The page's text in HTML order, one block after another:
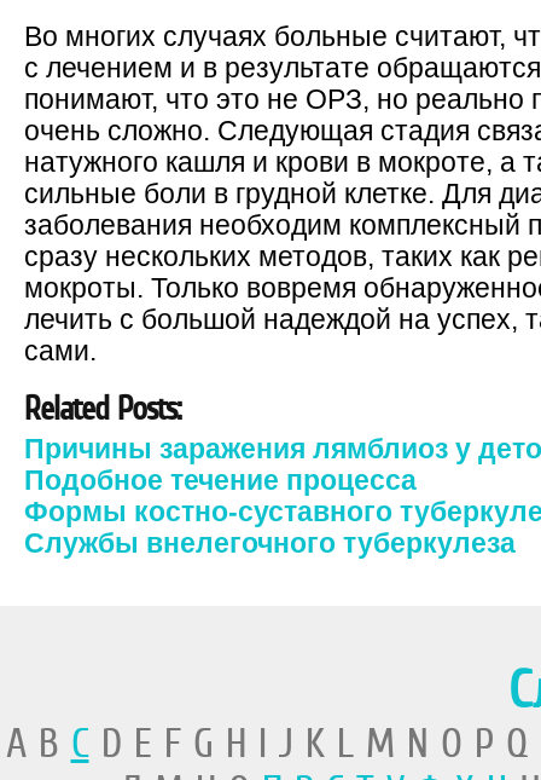
Во многих случаях больные считают,
с лечением и в результате обращаются
понимают, что это не ОРЗ, но реально
очень сложно. Следующая стадия
натужного кашля и крови в мокроте, а
сильные боли в грудной клетке. Для
заболевания необходим комплексный
сразу нескольких методов, таких как
мокроты. Только вовремя
лечить с большой надеждой на успех,
сами.
Related Posts:
Причины заражения лямблиоз у
Подобное течение процесса
Формы костно-суставного
Службы внелегочного туберкулеза
A B CD E F G H I J K L M N O P